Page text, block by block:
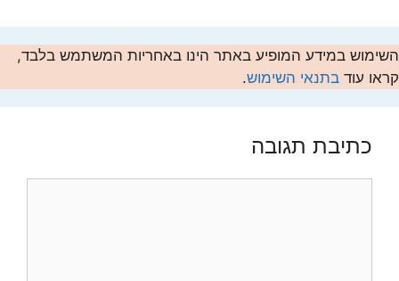
השימוש במידע המופיע באתר הינו באחריות המשתמש בלבד,
קראו עוד בתנאי השימוש.
כתיבת תגובה